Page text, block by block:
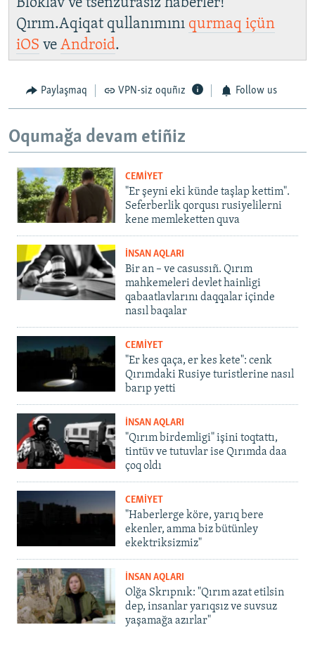
Bloklav ve tsenzurasız haberler!
Qırım.Aqiqat qullanımını qurmaq içün
iOS ve Android.
Paylaşmaq VPN-siz oquñız Follow us
Oqumağa devam etiñiz
CEMİYET
"Er şeyni eki künde taşlap kettim".
Seferberlik qorqusı rusiyelilerni
kene memleketten quva
İNSAN AQLARI
Bir an – ve casussıñ. Qırım
mahkemeleri devlet hainligi
qabaatlavlarını daqqalar içinde
nasıl baqalar
CEMİYET
"Er kes qaça, er kes kete": cenk
Qırımdaki Rusiye turistlerine nasıl
barıp yetti
İNSAN AQLARI
"Qırım birdemligi" işini toqtattı,
tintüv ve tutuvlar ise Qırımda daa
çoq oldı
CEMİYET
"Haberlerge köre, yarıq bere
ekenler, amma biz bütünley
ekektriksizmiz"
İNSAN AQLARI
Olğa Skrıpnık: "Qırım azat etilsin
dep, insanlar yarıqsız ve suvsuz
yaşamağa azırlar"